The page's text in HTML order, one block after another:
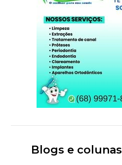
Blogs e colunas